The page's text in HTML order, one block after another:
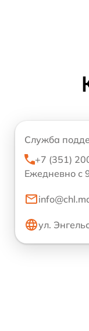
Служба
+7 (351)
Ежедневно с
ул.